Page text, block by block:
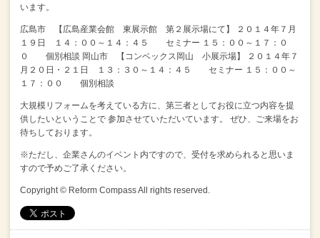
います。
広島市 【広島産業会館 東展示館 第２展示場にて】
２０１４年７月
１９日 １４：００～１４：４５ セミナー １５：００～１７：０
０ 個別相談 岡山市 【コンベックス岡山 小展示場】
２０１４年７
月２０日・２１日 １３：３０～１４：４５ セミナー １５：００～
１７：００ 個別相談
大規模リフォームを考えている方に、第三者としてお役に立つ内容を提
供したいということで 参加させていただいています。
ぜひ、ご来場をお
待ちしております。
※ただし、企業さんのイベント内ですので、受付を求められると思いま
すので予めご了承ください。
Copyright © Reform Compass All rights reserved.